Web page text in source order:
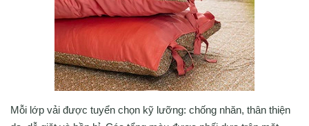
Mỗi lớp vải được tuyển chọn kỹ lưỡng: chống nhăn, thân thiện